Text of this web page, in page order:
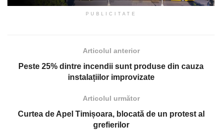
PUBLICITATE
Articolul anterior
Peste 25% dintre incendii sunt produse din cauza
instalațiilor improvizate
Articolul următor
Curtea de Apel Timișoara, blocată de un protest al
grefierilor